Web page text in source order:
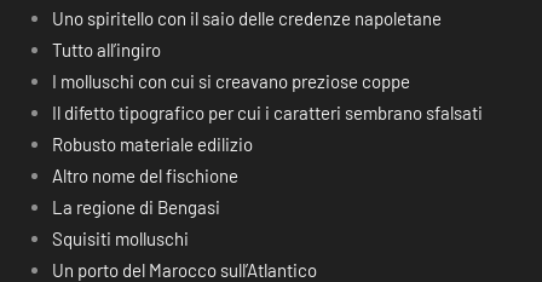
Uno spiritello con il saio delle credenze napoletane
Tutto all’ingiro
I molluschi con cui si creavano preziose coppe
Il difetto tipografico per cui i caratteri sembrano sfalsati
Robusto materiale edilizio
Altro nome del fischione
La regione di Bengasi
Squisiti molluschi
Un porto del Marocco sull’Atlantico